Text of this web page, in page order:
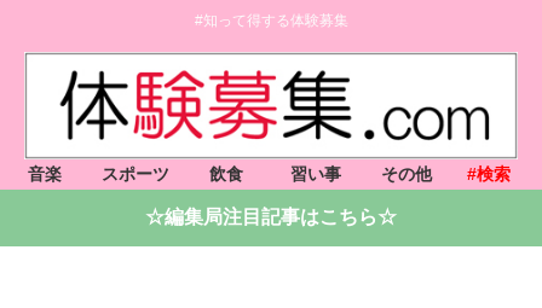
#知って得する体験募集
音楽 スポーツ 飲食 習い事 その他 #検索
☆編集局注目記事はこちら☆